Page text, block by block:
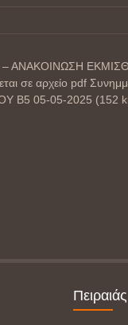
– ΑΝΑΚΟΙΝΩΣΗ
σε αρχείο pdf
Β5 05-05-2025 (152
Πειραιάς